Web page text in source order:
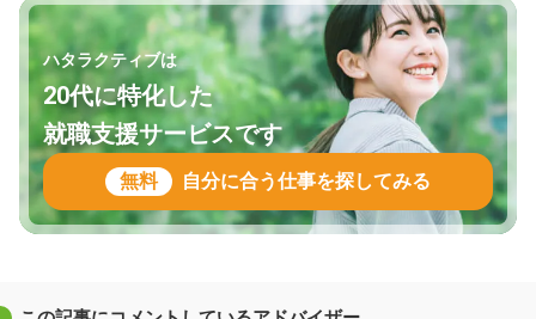
ハタラクティブは
20代に特化した
就職支援サービスです
無料 自分に合う仕事を探してみる